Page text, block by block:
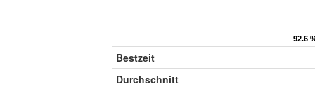
92.6
92.6
Bestzeit
Durchschnitt